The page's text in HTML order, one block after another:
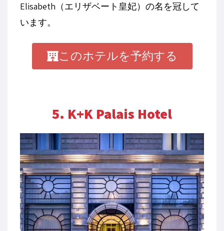
Elisabeth （エリザベート皇妃）の名を冠して
います。
このホテルを予約する
5. K+K Palais Hotel